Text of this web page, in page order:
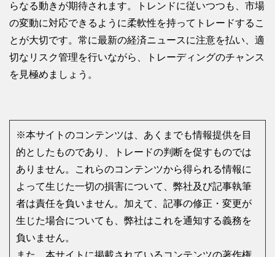
らなる動きが期待されます。トレンドに従いつつも、市場
の変動に対応できるように柔軟性を持ってトレードするこ
とが大切です。常に最新の経済ニュースに注意を払い、適
切なリスク管理を行いながら、トレーディングのチャンス
を見極めましょう。
※本サイトのコンテンツは、あくまでも情報提供を目
的としたものであり、トレードの判断を促すものでは
ありません。これらのコンテンツから得られる情報に
よって生じた一切の損害について、弊社及び記事執筆
者は責任を負いません。加えて、記事の修正・変更が
生じた場合についても、弊社はこれを通知する義務を
負いません。